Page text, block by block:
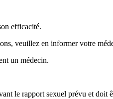
efficacité.
veuillez en informer votre
un médecin.
le rapport sexuel prévu et